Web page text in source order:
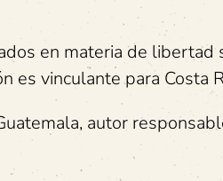
en materia de libertad
es vinculante para Costa
autor